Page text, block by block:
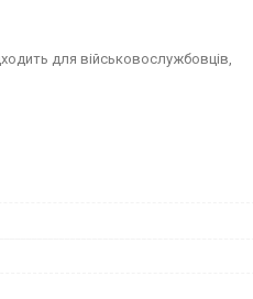
для військовослужбовців,